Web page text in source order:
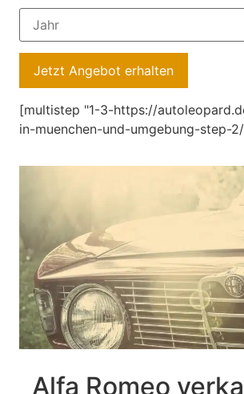
[multistep "1-3-https://
in-muenchen-und-umgebung-step-
Alfa Romeo